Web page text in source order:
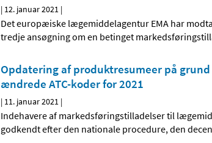
| 12. januar 2021 |
Det europæiske lægemiddelagentur EMA har
tredje ansøgning om en betinget
Opdatering af produktresumeer på
ændrede ATC-koder for 2021
| 11. januar 2021 |
Indehavere af markedsføringstilladelser til
godkendt efter den nationale procedure, den